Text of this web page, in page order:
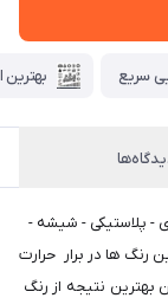
سریع بهترین
- پلاستیکی - شیشه -
رنگ ها در برار حرارت
بهترین نتیجه از رنگ